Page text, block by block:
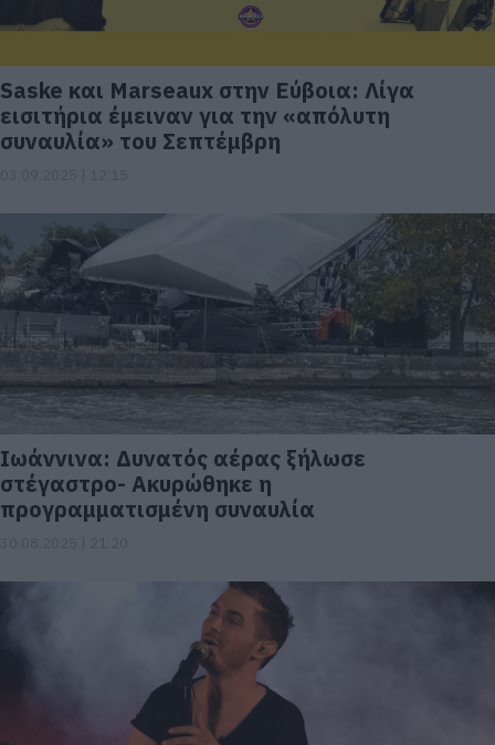
Saske και Marseaux στην Εύβοια: Λίγα
εισιτήρια έμειναν για την «απόλυτη
συναυλία» του Σεπτέμβρη
Ιωάννινα: Δυνατός αέρας ξήλωσε
στέγαστρο- Ακυρώθηκε η
προγραμματισμένη συναυλία